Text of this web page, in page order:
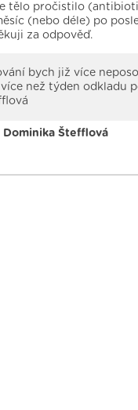
tělo pročistilo
(nebo déle) po
za odpověď.
bych již více
než týden odkladu
Dominika Štefflová